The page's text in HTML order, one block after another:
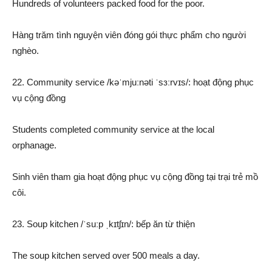
Hundreds of volunteers packed food for the poor.
Hàng trăm tình nguyện viên đóng gói thực phẩm cho người
nghèo.
22. Community service /kəˈmjuːnəti ˈsɜːrvɪs/: hoạt động phục
vụ cộng đồng
Students completed community service at the local
orphanage.
Sinh viên tham gia hoạt động phục vụ cộng đồng tại trại trẻ mồ
côi.
23. Soup kitchen /ˈsuːp ˌkɪtʃɪn/: bếp ăn từ thiện
The soup kitchen served over 500 meals a day.